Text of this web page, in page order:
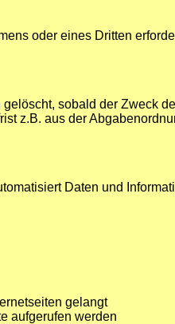
oder eines Dritten
sobald der Zweck
z.B. aus der
Daten und
gelangt
aufgerufen werden